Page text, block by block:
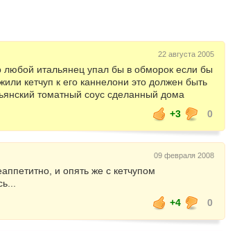
22 августа 2005
любой итальянец упал бы в обморок если бы
кетчуп к его каннелони это должен быть
томатный соус сделанный дома
+3
0
09 февраля 2008
и опять же с кетчупом
+4
0